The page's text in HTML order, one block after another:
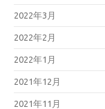
2022年3月
2022年2月
2022年1月
2021年12月
2021年11月